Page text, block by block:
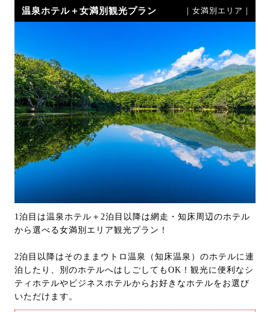
温泉ホテル＋女満別観光プラン ｜女満別エリア｜
1泊目は温泉ホテル＋2泊目以降は網走・知床周辺のホテル
から選べる女満別エリア観光プラン！
2泊目以降はそのままウトロ温泉（知床温泉）のホテルに連
泊したり、別のホテルへはしごしてもOK！観光に便利なシ
ティホテルやビジネスホテルからお好きなホテルをお選び
いただけます。